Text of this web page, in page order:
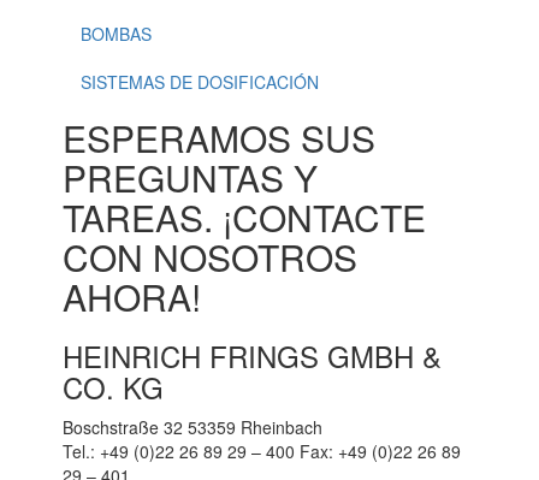
BOMBAS
SISTEMAS DE DOSIFICACIÓN
ESPERAMOS SUS
PREGUNTAS Y
TAREAS. ¡CONTACTE
CON NOSOTROS
AHORA!
HEINRICH FRINGS GMBH &
CO. KG
Boschstraße 32 53359 Rheinbach
Tel.: +49 (0)22 26 89 29 – 400 Fax: +49 (0)22 26 89